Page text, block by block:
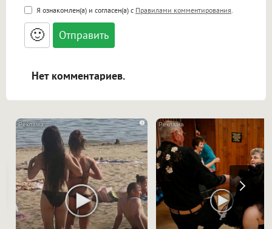
<b>, <strong>, <u>, <i>, <em>, <s>, <big>,
<small>, <sup>, <sub>, <pre>, <ul>, <ol>, <li>,
<blockquote>, <code> экранирует HTML,
адреса URL автоматически становятся
ссылками, и [img]адрес[/img] будет
Я ознакомлен(а) и согласен(а) с Правилами комментирования
🙂
Нет комментариев.
i